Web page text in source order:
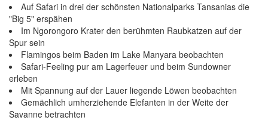
Auf Safari in drei der schönsten Nationalparks Tansanias die
"Big 5" erspähen
Im Ngorongoro Krater den berühmten Raubkatzen auf der
Spur sein
Flamingos beim Baden im Lake Manyara beobachten
Safari-Feeling pur am Lagerfeuer und beim Sundowner
erleben
Mit Spannung auf der Lauer liegende Löwen beobachten
Gemächlich umherziehende Elefanten in der Weite der
Savanne betrachten